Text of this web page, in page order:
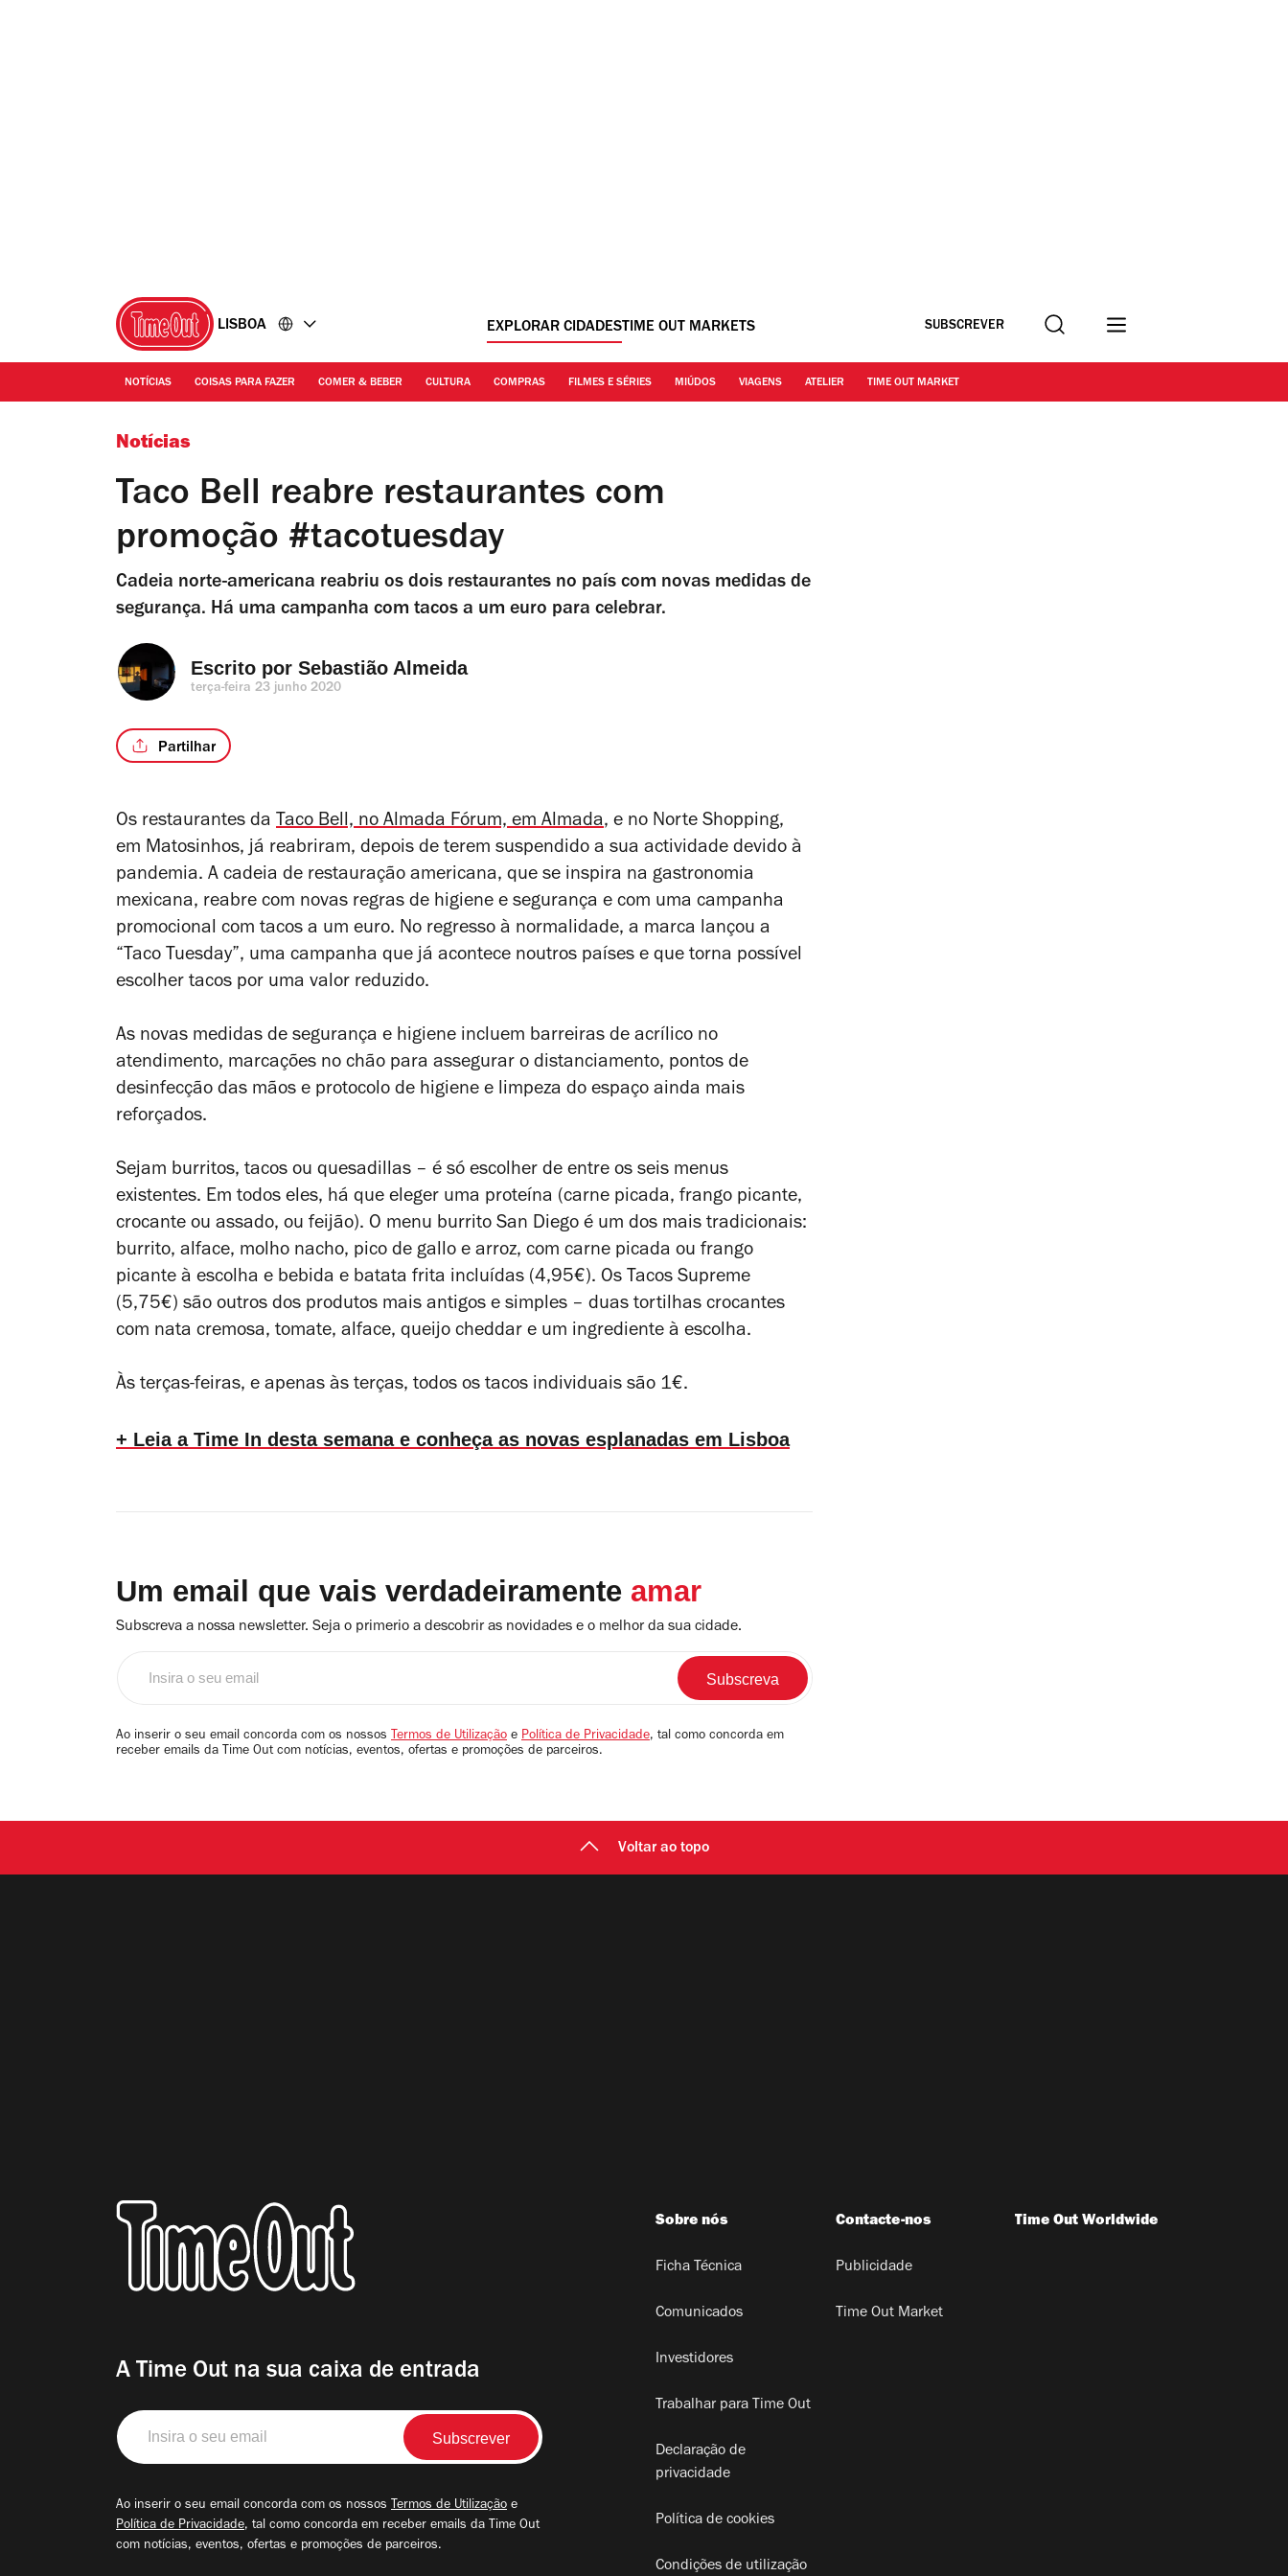
LISBOA EXPLORAR CIDADESTIME OUT MARKETS SUBSCREVER Procurar
NOTÍCIAS COISAS PARA FAZER COMER & BEBER CULTURA COMPRAS FILMES E SÉRIES MIÚDOS VIAGENS ATELIER TIME OUT MARKET
Notícias
Taco Bell reabre restaurantes com
promoção #tacotuesday
Cadeia norte-americana reabriu os dois restaurantes no país com novas medidas de
segurança. Há uma campanha com tacos a um euro para celebrar.
Escrito por Sebastião Almeida
terça-feira 23 junho 2020
Partilhar
Os restaurantes da Taco Bell, no Almada Fórum, em Almada, e no Norte Shopping,
em Matosinhos, já reabriram, depois de terem suspendido a sua actividade devido à
pandemia. A cadeia de restauração americana, que se inspira na gastronomia
mexicana, reabre com novas regras de higiene e segurança e com uma campanha
promocional com tacos a um euro. No regresso à normalidade, a marca lançou a
“Taco Tuesday”, uma campanha que já acontece noutros países e que torna possível
escolher tacos por uma valor reduzido.
As novas medidas de segurança e higiene incluem barreiras de acrílico no
atendimento, marcações no chão para assegurar o distanciamento, pontos de
desinfecção das mãos e protocolo de higiene e limpeza do espaço ainda mais
reforçados.
Sejam burritos, tacos ou quesadillas – é só escolher de entre os seis menus
existentes. Em todos eles, há que eleger uma proteína (carne picada, frango picante,
crocante ou assado, ou feijão). O menu burrito San Diego é um dos mais tradicionais:
burrito, alface, molho nacho, pico de gallo e arroz, com carne picada ou frango
picante à escolha e bebida e batata frita incluídas (4,95€). Os Tacos Supreme
(5,75€) são outros dos produtos mais antigos e simples – duas tortilhas crocantes
com nata cremosa, tomate, alface, queijo cheddar e um ingrediente à escolha.
Às terças-feiras, e apenas às terças, todos os tacos individuais são 1€.
+ Leia a Time In desta semana e conheça as novas esplanadas em Lisboa
Um email que vais verdadeiramente amar
Subscreva a nossa newsletter. Seja o primerio a descobrir as novidades e o melhor da sua cidade.
email
Ao inserir o seu email concorda com os nossos Termos de Utilização e Política de Privacidade, tal como concorda em
receber emails da Time Out com notícias, eventos, ofertas e promoções de parceiros.
Voltar ao topo
A Time Out na sua caixa de entrada
Insira
o
seu
Ao inserir o seu email concorda com os nossos Termos de Utilização e
Política de Privacidade, tal como concorda em receber emails da Time Out
com notícias, eventos, ofertas e promoções de parceiros.
Sobre nós
Ficha Técnica
Comunicados
Investidores
Trabalhar para Time Out
Declaração de
privacidade
Política de cookies
Condições de utilização
Contacte-nos
Publicidade
Time Out Market
Time Out Worldwide